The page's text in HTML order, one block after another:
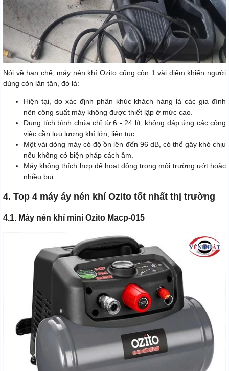
Nói về hạn chế, máy nén khí Ozito cũng còn 1 vài điểm khiến người
dùng còn lăn tăn, đó là:
Hiện tại, do xác định phân khúc khách hàng là các gia đình
nên công suất máy không được thiết lập ở mức cao.
Dung tích bình chứa chỉ từ 6 - 24 lít, không đáp ứng các công
việc cần lưu lượng khí lớn, liên tục.
Một vài dòng máy có độ ồn lên đến 96 dB, có thể gây khó chịu
nếu không có biện pháp cách âm.
Máy không thích hợp để hoạt động trong môi trường ướt hoặc
nhiều bụi.
4. Top 4 máy áy nén khí Ozito tốt nhất thị trường
4.1. Máy nén khí mini Ozito Macp-015